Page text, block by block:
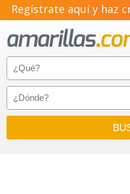
Regístrate aquí y haz